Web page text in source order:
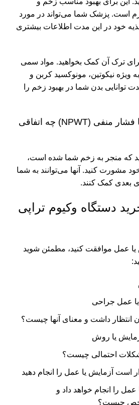
است. پزشک شما می‌تواند در مورد
خود در این مدت اطلاعات بیشتری
ترک آن کمک بخواهید. مواد سمی
ویژه نیکوتین، مونوکسید کربن و
توانایی بدن شما در بهبود زخم را
بعد از درمان زخم با فشار منفی (NPWT) چه اتفاقی
که منجر به زخم شما شده است،
مشورت کنید. آنها می‌توانند به شما
بعدی کمک کنند.
دستگاه وکیوم تراپی
یا عمل موافقت کنید، مطمئن شوید
یا عمل جراحی
انتظار داشت و معنای آنها چیست؟
یا روش
احتمالی چیست؟
است آزمایش یا عمل را انجام دهید
را انجام خواهد داد و
چیست؟